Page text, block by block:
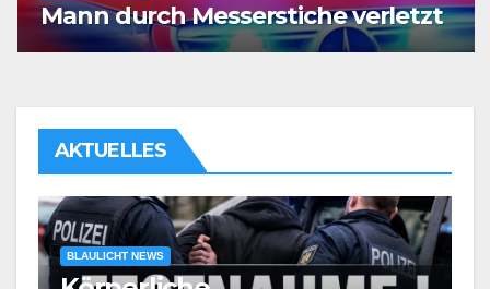
Mann durch Messerstiche verletzt
AKTUELLES
BLAULICHT NEWS